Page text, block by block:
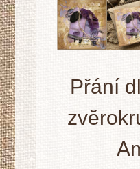
Přání